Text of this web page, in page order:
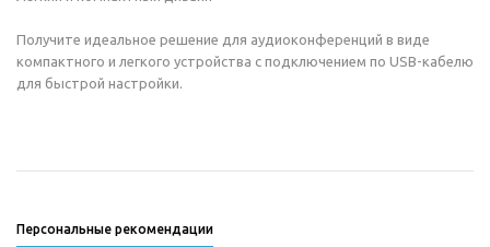
Получите идеальное решение для аудиоконференций в виде
компактного и легкого устройства с подключением по USB-кабелю
для быстрой настройки.
Персональные рекомендации